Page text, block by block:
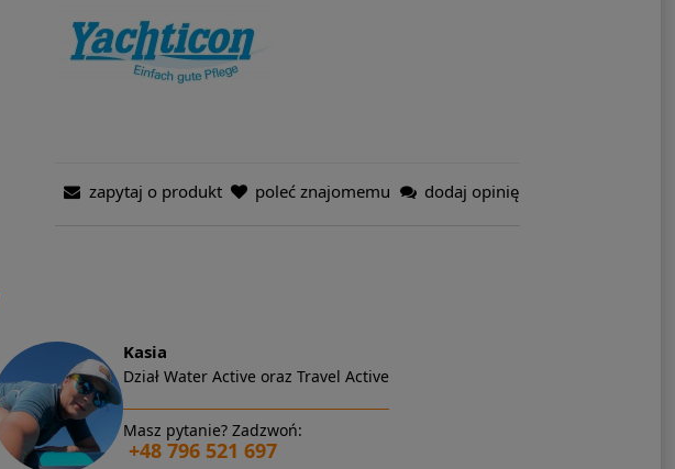
zapytaj o produkt poleć znajomemu dodaj opinię
Kasia
Dział Water Active oraz Travel Active
Masz pytanie? Zadzwoń:
+48 796 521 697